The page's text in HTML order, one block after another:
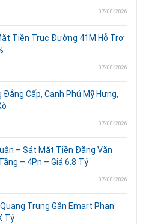
07/08/2026
Tiền Trục Đường 41M Hỗ Trợ
07/08/2026
Đẳng Cấp, Cạnh Phú Mỹ Hưng,
07/08/2026
– Sát Mặt Tiền Đặng Văn
– 4Pn – Giá 6.8 Tỷ
07/08/2026
Trung Gần Emart Phan
Tỷ